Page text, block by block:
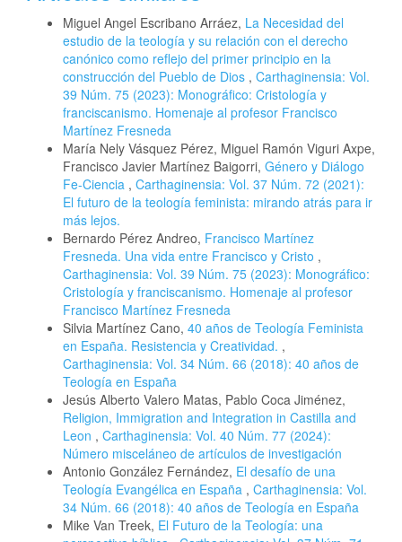
Miguel Angel Escribano Arráez, La Necesidad del
estudio de la teología y su relación con el derecho
canónico como reflejo del primer principio en la
construcción del Pueblo de Dios , Carthaginensia: Vol.
39 Núm. 75 (2023): Monográfico: Cristología y
franciscanismo. Homenaje al profesor Francisco
Martínez Fresneda
María Nely Vásquez Pérez, Miguel Ramón Viguri Axpe,
Francisco Javier Martínez Baigorri, Género y Diálogo
Fe-Ciencia , Carthaginensia: Vol. 37 Núm. 72 (2021):
El futuro de la teología feminista: mirando atrás para ir
más lejos.
Bernardo Pérez Andreo, Francisco Martínez
Fresneda. Una vida entre Francisco y Cristo ,
Carthaginensia: Vol. 39 Núm. 75 (2023): Monográfico:
Cristología y franciscanismo. Homenaje al profesor
Francisco Martínez Fresneda
Silvia Martínez Cano, 40 años de Teología Feminista
en España. Resistencia y Creatividad. ,
Carthaginensia: Vol. 34 Núm. 66 (2018): 40 años de
Teología en España
Jesús Alberto Valero Matas, Pablo Coca Jiménez,
Religion, Immigration and Integration in Castilla and
Leon , Carthaginensia: Vol. 40 Núm. 77 (2024):
Número misceláneo de artículos de investigación
Antonio González Fernández, El desafío de una
Teología Evangélica en España , Carthaginensia: Vol.
34 Núm. 66 (2018): 40 años de Teología en España
Mike Van Treek, El Futuro de la Teología: una